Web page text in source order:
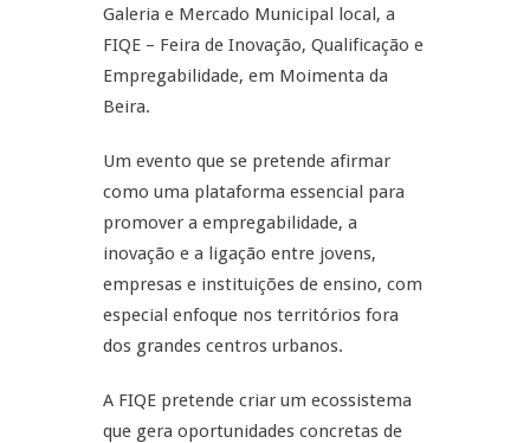
Galeria e Mercado Municipal local, a
FIQE – Feira de Inovação, Qualificação e
Empregabilidade, em Moimenta da
Beira.
Um evento que se pretende afirmar
como uma plataforma essencial para
promover a empregabilidade, a
inovação e a ligação entre jovens,
empresas e instituições de ensino, com
especial enfoque nos territórios fora
dos grandes centros urbanos.
A FIQE pretende criar um ecossistema
que gera oportunidades concretas de